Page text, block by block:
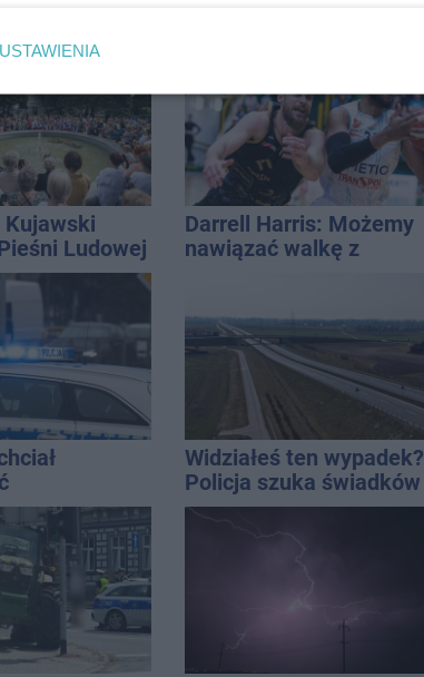
gospodarką
Kujawski
Ludowej
Darrell Harris: Możemy
nawiązać walkę z
Stracił
zł
Widziałeś ten wypadek?
Policja szuka świadków
USTAWIENIA